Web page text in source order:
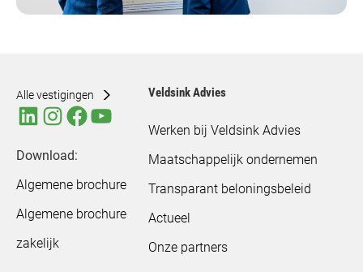
Alle vestigingen
Download:
Algemene brochure
Algemene brochure
zakelijk
Veldsink Advies
Werken bij Veldsink Advies
Maatschappelijk ondernemen
Transparant beloningsbeleid
Actueel
Onze partners